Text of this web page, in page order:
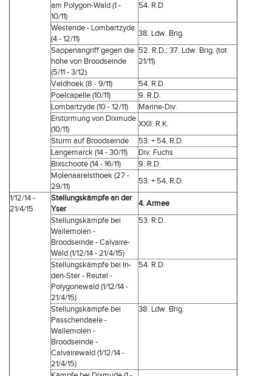
am Polygon-Wald (1 -
10/11)
54. R.D
Westende - Lombartzyde
(4 - 12/11)
38. Ldw. Brig.
Sappenangriff gegen die
höhe von Broodseinde
(5/11 - 3/12)
52. R.D.; 37. Ldw. Brig. (tot
21/11)
Veldhoek (8 - 9/11)
54. R.D.
Poelcapelle (10/11)
9. R.D.
Lombartzyde (10 - 12/11)
Marine-Div.
Erstürmung von Dixmude
(10/11)
XXII. R.K.
Sturm auf Broodseinde
53. + 54. R.D.
Langemarck (14 - 30/11)
Div. Fuchs
Bixschoote (14 - 16/11)
9. R.D.
Molenaarelsthoek (27 -
29/11)
53. + 54. R.D.
1/12/14 -
21/4/15
Stellungskämpfe an der
Yser
4. Armee
Stellungskämpfe bei
Wallemolen -
Broodseinde - Calvaire-
Wald (1/12/14 - 21/4/15)
53. R.D.
Stellungskämpfe bei In-
den-Ster - Reutel -
Polygonewald (1/12/14 -
21/4/15)
54. R.D.
Stellungskämpfe bei
Passchendaele -
Wallemolen -
Broodseinde -
Calvairewald (1/12/14 -
21/4/15)
38. Ldw. Brig.